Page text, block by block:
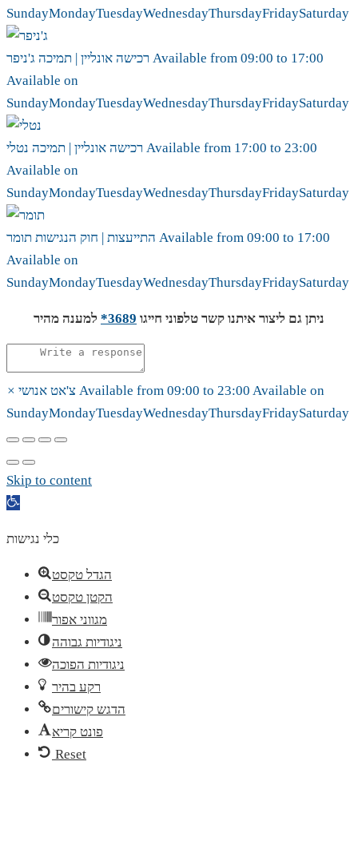
SundayMondayTuesdayWednesdayThursdayFridaySaturday
רכישה אונליין | תמיכה Available from 09:00 to 17:00
Available on
SundayMondayTuesdayWednesdayThursdayFridaySaturday
רכישה אונליין | תמיכה Available from 17:00 to 23:00
Available on
SundayMondayTuesdayWednesdayThursdayFridaySaturday
התייעצות | חוק הנגישות Available from 09:00 to 17:00
Available on
SundayMondayTuesdayWednesdayThursdayFridaySaturday
ניתן גם ליצור איתנו קשר טלפוני חייגו 3689* למענה מהיר
× צ'אט אנושי Available from 09:00 to 23:00 Available on
SundayMondayTuesdayWednesdayThursdayFridaySaturday
Skip to content
Open
כלי נגישות
הגדל טקסט
הקטן טקסט
מגווני אפור
ניגודיות גבוהה
ניגודיות הפוכה
רקע בהיר
הדגש קישורים
פונט קריא
Reset